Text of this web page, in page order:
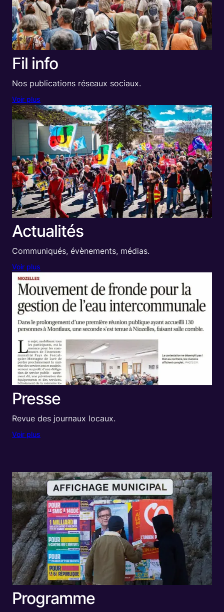
Fil info
Nos publications réseaux sociaux.
Voir plus
Actualités
Communiqués, évènements, médias.
Voir plus
Presse
Revue des journaux locaux.
Voir plus
Programme